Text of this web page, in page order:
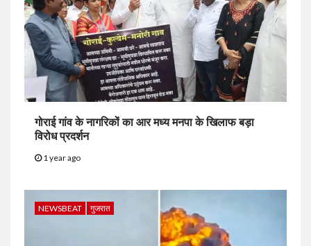
गोराई गांव के नागरिकों का आर मध्य मनपा के खिलाफ बड़ा
विरोध प्रदर्शन
1 year ago
NEWSBEAT गुजरात